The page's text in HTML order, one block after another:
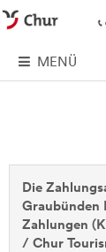
MENÜ
Die
Graubünden
Zahlungen
/ Chur